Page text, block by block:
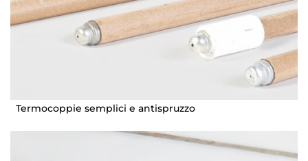
Termocoppie semplici e antispruzzo